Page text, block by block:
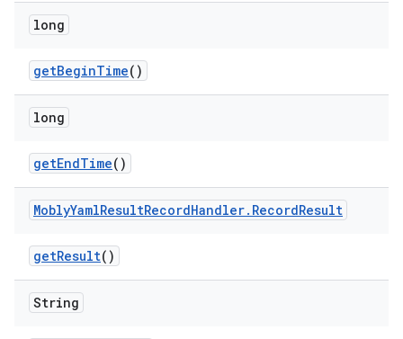
long
getBeginTime()
long
getEndTime()
MoblyYamlResultRecordHandler. RecordResult
getResult()
String